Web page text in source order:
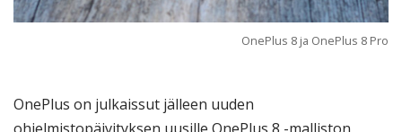
OnePlus 8 ja OnePlus 8 Pro
OnePlus on julkaissut jälleen uuden